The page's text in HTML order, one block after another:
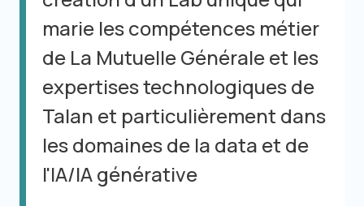
marie les compétences métier
de La Mutuelle Générale et les
expertises technologiques de
Talan et particulièrement dans
les domaines de la data et de
l'IA/IA générative